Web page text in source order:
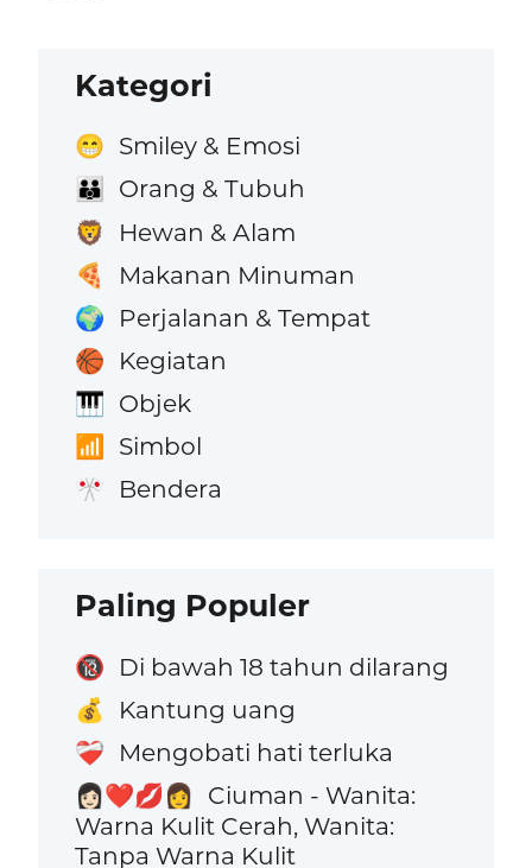
Kategori
😁 Smiley & Emosi
👪 Orang & Tubuh
🦁 Hewan & Alam
🍕 Makanan Minuman
🌍 Perjalanan & Tempat
🏀 Kegiatan
🎹 Objek
📶 Simbol
🎌 Bendera
Paling Populer
🔞 Di bawah 18 tahun dilarang
💰 Kantung uang
❤️‍🩹 Mengobati hati terluka
👩🏻‍❤️‍💋‍👩
Ciuman - Wanita:
Warna Kulit Cerah, Wanita:
Tanpa Warna Kulit